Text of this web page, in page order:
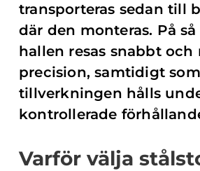
transporteras sedan till
där den monteras. På
hallen resas snabbt och
precision, samtidigt som
tillverkningen hålls
kontrollerade
Varför välja